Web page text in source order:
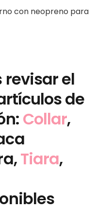
con neopreno para
revisar el
de
Collar,
Tiara,